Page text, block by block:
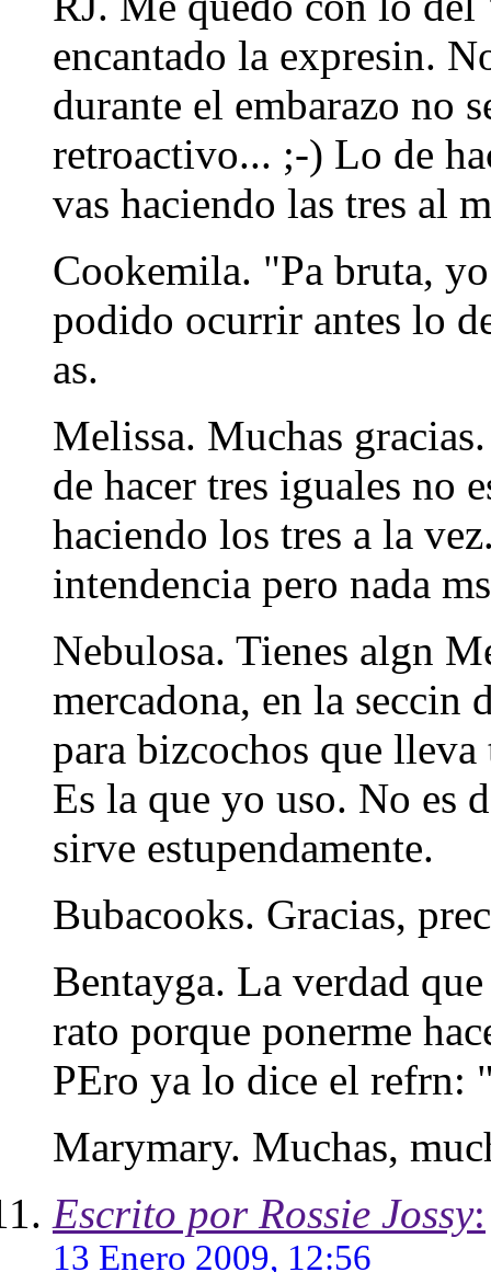
encantado la expresin.
durante el embarazo no
retroactivo... ;-) Lo de
vas haciendo las tres al
Cookemila. "Pa bruta,
podido ocurrir antes lo
as.
Melissa. Muchas
de hacer tres iguales no
haciendo los tres a la
intendencia pero nada
Nebulosa. Tienes algn
mercadona, en la seccin
para bizcochos que
Es la que yo uso. No es
sirve estupendamente.
Bubacooks. Gracias,
Bentayga. La verdad
rato porque ponerme
PEro ya lo dice el refrn:
Marymary. Muchas,
Escrito por Rossie Jossy:
13 Enero 2009, 12:56